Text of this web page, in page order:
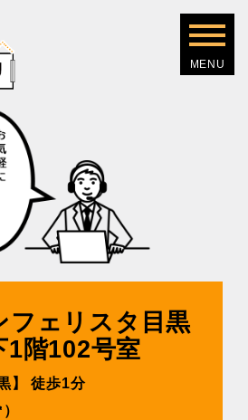
フェリスタ⽬黒
1階102号室
】 徒歩1分